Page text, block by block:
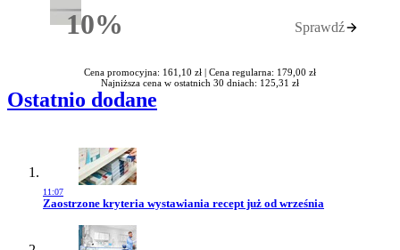
10%Rabatu Sprawdź
Cena promocyjna: 161,10 zł | Cena regularna: 179,00 zł
Najniższa cena w ostatnich 30 dniach: 125,31 zł
Ostatnio dodane
11:07
Przejdź do artykułu:
Zaostrzone kryteria wystawiania recept już od września